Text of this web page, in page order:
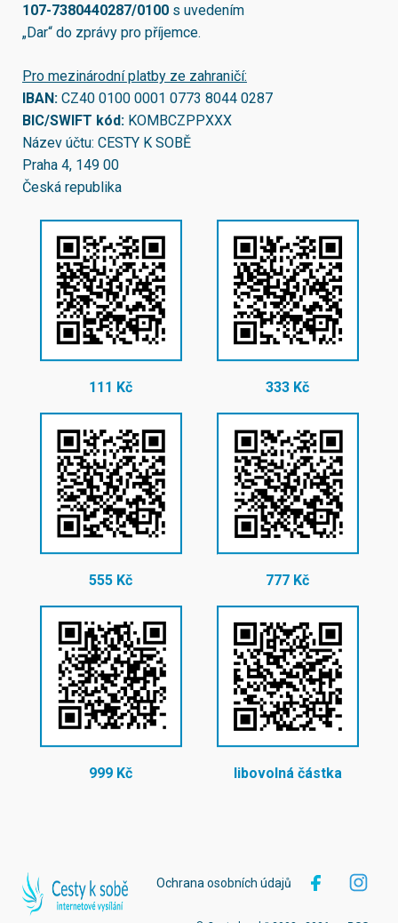
107-7380440287/0100 s uvedením
„Dar“ do zprávy pro příjemce.
Pro mezinárodní platby ze zahraničí:
IBAN: CZ40 0100 0001 0773 8044 0287
BIC/SWIFT kód: KOMBCZPPXXX
Název účtu: CESTY K SOBĚ
Praha 4, 149 00
Česká republika
111 Kč 333 Kč
555 Kč 777 Kč
999 Kč libovolná částka
Ochrana osobních údajů